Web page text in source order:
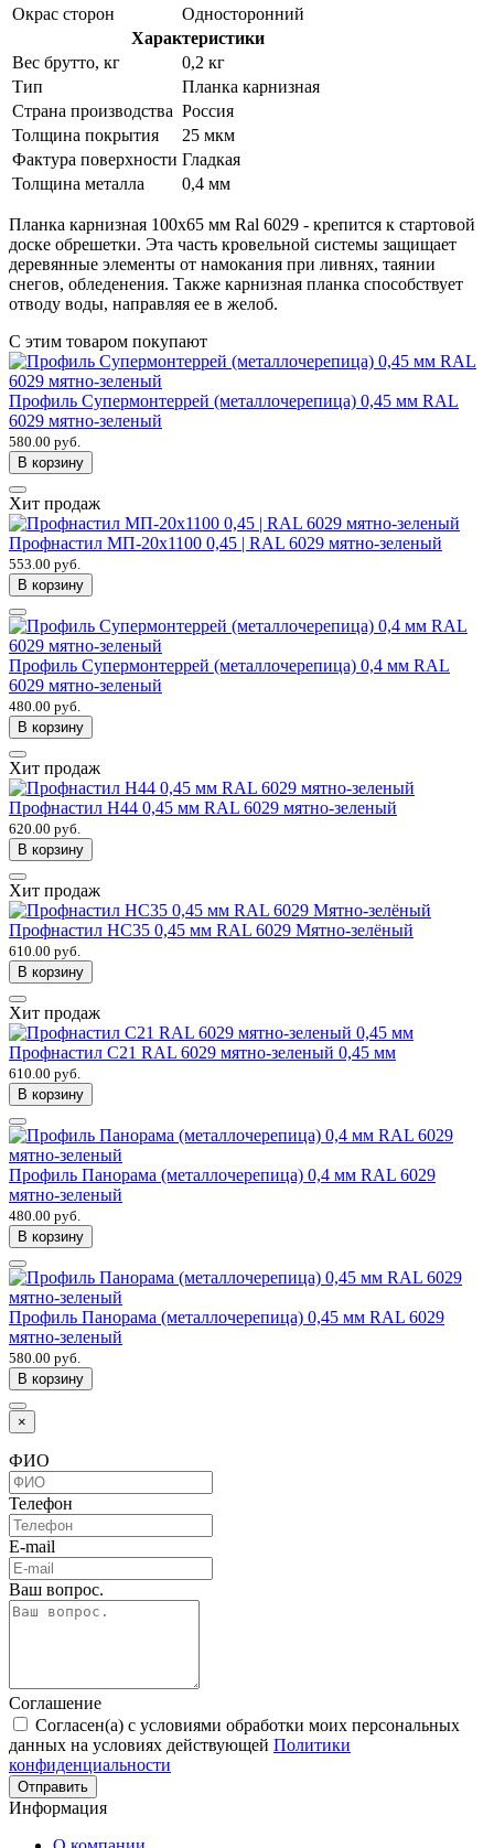
Окрас сторон
Односторонний
Характеристики
Вес брутто, кг
0,2 кг
Тип
Планка карнизная
Страна производства Россия
Толщина покрытия
25 мкм
Фактура поверхности Гладкая
Толщина металла
0,4 мм
Планка карнизная 100х65 мм Ral 6029 - крепится к стартовой
доске обрешетки. Эта часть кровельной системы защищает
деревянные элементы от намокания при ливнях, таянии
снегов, обледенения. Также карнизная планка способствует
отводу воды, направляя ее в желоб.
С этим товаром покупают
Профиль Супермонтеррей (металлочерепица) 0,45 мм RAL
6029 мятно-зеленый
580.00 руб.
В корзину
Хит продаж
Профнастил МП-20х1100 0,45 | RAL 6029 мятно-зеленый
553.00 руб.
В корзину
Профиль Супермонтеррей (металлочерепица) 0,4 мм RAL
6029 мятно-зеленый
480.00 руб.
В корзину
Хит продаж
Профнастил Н44 0,45 мм RAL 6029 мятно-зеленый
620.00 руб.
В корзину
Хит продаж
Профнастил НС35 0,45 мм RAL 6029 Мятно-зелёный
610.00 руб.
В корзину
Хит продаж
Профнастил С21 RAL 6029 мятно-зеленый 0,45 мм
610.00 руб.
В корзину
Профиль Панорама (металлочерепица) 0,4 мм RAL 6029
мятно-зеленый
480.00 руб.
В корзину
Профиль Панорама (металлочерепица) 0,45 мм RAL 6029
мятно-зеленый
580.00 руб.
В корзину
×
ФИО
Телефон
E-mail
Ваш вопрос.
Соглашение
Согласен(а) с условиями обработки моих персональных
данных на условиях действующей Политики
конфиденциальности
Отправить
Информация